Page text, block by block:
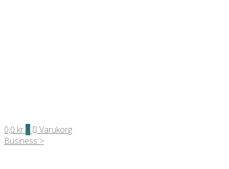
0,0 kr 0
Varukorg
Business >